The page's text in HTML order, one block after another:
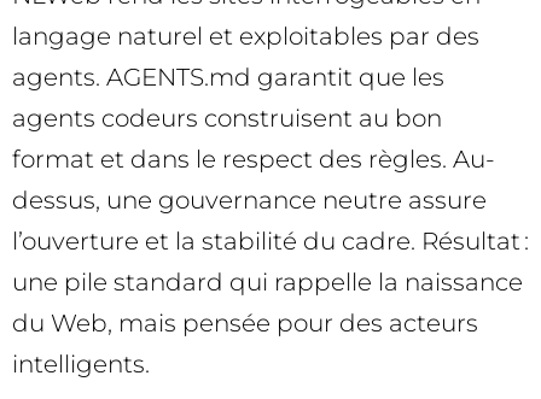
langage naturel et exploitables par des
agents. AGENTS.md garantit que les
agents codeurs construisent au bon
format et dans le respect des règles. Au-
dessus, une gouvernance neutre assure
l’ouverture et la stabilité du cadre. Résultat :
une pile standard qui rappelle la naissance
du Web, mais pensée pour des acteurs
intelligents.